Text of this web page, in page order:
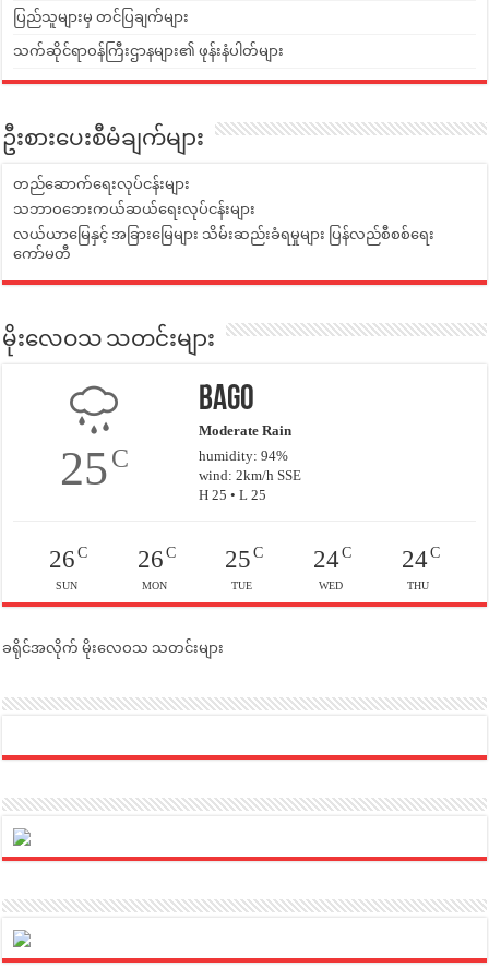
ပြည်သူများမှ တင်ပြချက်များ
သက်ဆိုင်ရာဝန်ကြီးဌာနများ၏ ဖုန်းနံပါတ်များ
ဦးစားပေးစီမံချက်များ
တည်ဆောက်ရေးလုပ်ငန်းများ
သဘာဝဘေးကယ်ဆယ်ရေးလုပ်ငန်းများ
လယ်ယာမြေနှင့် အခြားမြေများ သိမ်းဆည်းခံရမှုများ ပြန်လည်စီစစ်ရေး
ကော်မတီ
မိုးလေဝသ သတင်းများ
25C
Bago
Moderate Rain
humidity: 94%
wind: 2km/h SSE
H 25 • L 25
26C
SUN
26C
MON
25 C
TUE
24C
WED
24C
THU
ခရိုင်အလိုက် မိုးလေဝသ သတင်းများ